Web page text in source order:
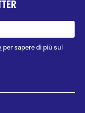
per sapere di più sul